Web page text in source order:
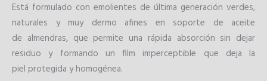
Está formulado con emolientes de última generación verdes,
naturales y muy dermo afines en soporte de aceite
de almendras, que permite una rápida absorción sin dejar
residuo y formando un film imperceptible que deja la
piel protegida y homogénea.